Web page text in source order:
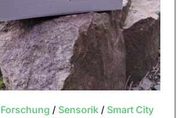
Forschung / Sensorik/ Smart City